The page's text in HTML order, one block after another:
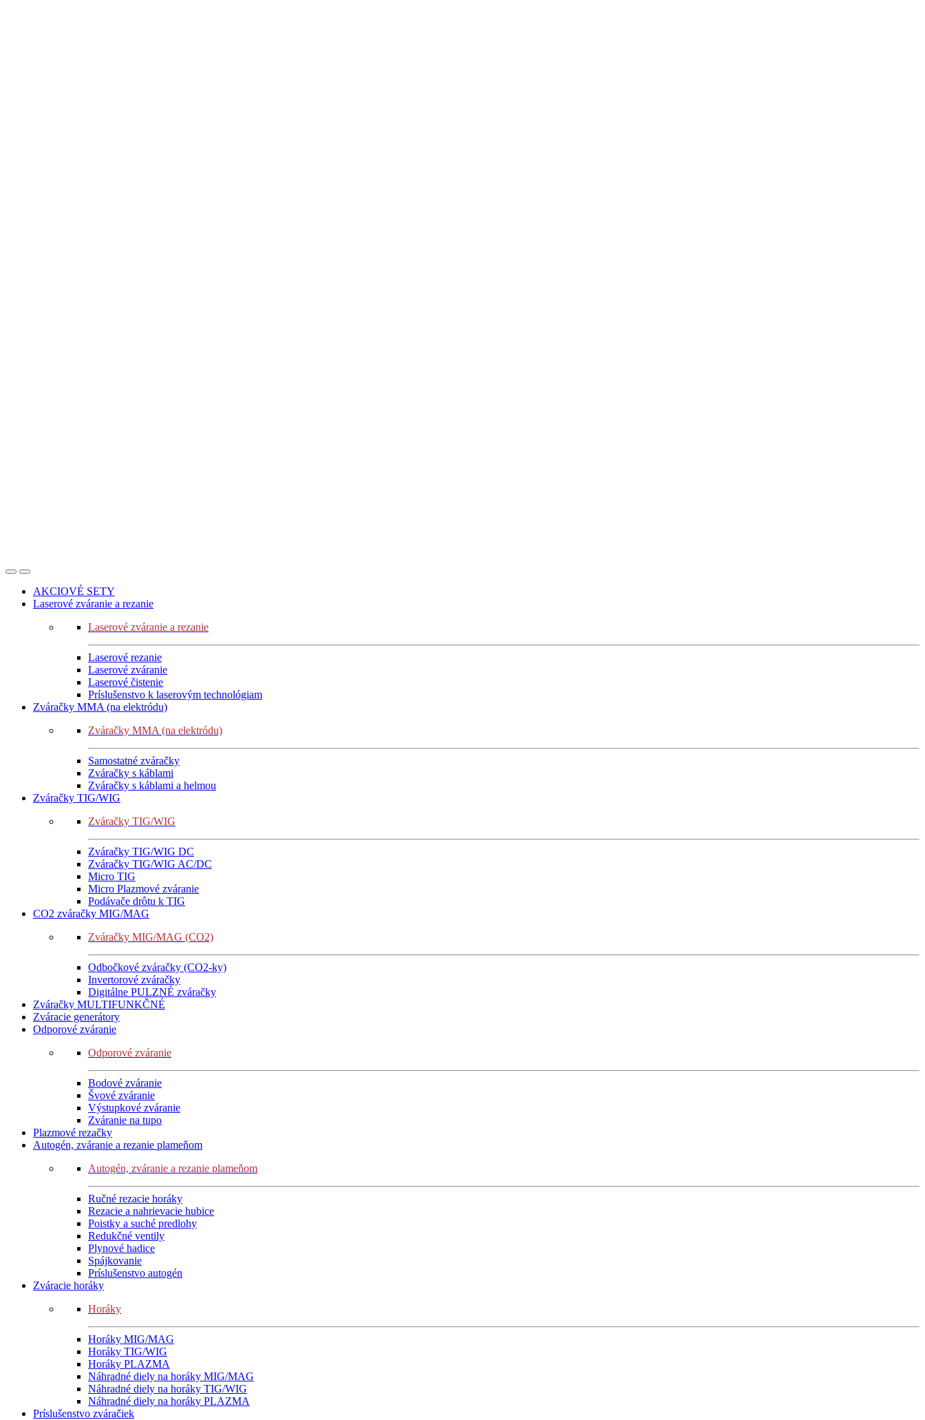
AKCIOVÉ SETY
Laserové zváranie a rezanie
Laserové zváranie a rezanie
Laserové rezanie
Laserové zváranie
Laserové čistenie
Príslušenstvo k laserovým technológiam
Zváračky MMA (na elektródu)
Zváračky MMA (na elektródu)
Samostatné zváračky
Zváračky s káblami
Zváračky s káblami a helmou
Zváračky TIG/WIG
Zváračky TIG/WIG
Zváračky TIG/WIG DC
Zváračky TIG/WIG AC/DC
Micro TIG
Micro Plazmové zváranie
Podávače drôtu k TIG
CO2 zváračky MIG/MAG
Zváračky MIG/MAG (CO2)
Odbočkové zváračky (CO2-ky)
Invertorové zváračky
Digitálne PULZNÉ zváračky
Zváračky MULTIFUNKČNÉ
Zváracie generátory
Odporové zváranie
Odporové zváranie
Bodové zváranie
Švové zváranie
Výstupkové zváranie
Zváranie na tupo
Plazmové rezačky
Autogén, zváranie a rezanie plameňom
Autogén, zváranie a rezanie plameňom
Ručné rezacie horáky
Rezacie a nahrievacie hubice
Poistky a suché predlohy
Redukčné ventily
Plynové hadice
Spájkovanie
Príslušenstvo autogén
Zváracie horáky
Horáky
Horáky MIG/MAG
Horáky TIG/WIG
Horáky PLAZMA
Náhradné diely na horáky MIG/MAG
Náhradné diely na horáky TIG/WIG
Náhradné diely na horáky PLAZMA
Príslušenstvo zváračiek